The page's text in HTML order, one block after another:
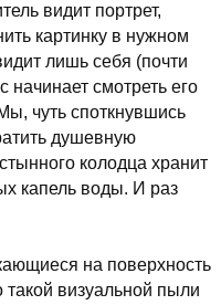
видит портрет,
картинку в нужном
лишь себя (почти
начинает смотреть его
чуть споткнувшись
душевную
колодца хранит
капель воды. И раз
на поверхность
визуальной пыли